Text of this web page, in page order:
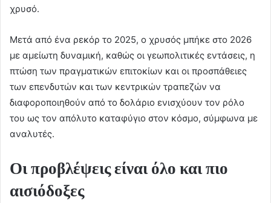
χρυσό.
Μετά από ένα ρεκόρ το 2025, ο χρυσός μπήκε στο 2026
με αμείωτη δυναμική, καθώς οι γεωπολιτικές εντάσεις, η
πτώση των πραγματικών επιτοκίων και οι προσπάθειες
των επενδυτών και των κεντρικών τραπεζών να
διαφοροποιηθούν από το δολάριο ενισχύουν τον ρόλο
του ως τον απόλυτο καταφύγιο στον κόσμο, σύμφωνα με
αναλυτές.
Οι προβλέψεις είναι όλο και πιο
αισιόδοξες